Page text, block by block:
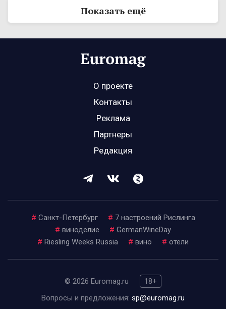
Показать ещё
О проекте
Контакты
Реклама
Партнеры
Редакция
# Санкт-Петербург # 7 настроений Рислинга
# виноделие # GermanWineDay
# Riesling Weeks Russia # вино # отели
© 2026 Euromag.ru
18+
Вопросы и предложения: sp@euromag.ru